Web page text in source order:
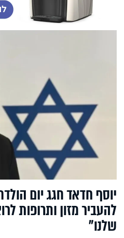
יוסף חדאד חגג יום
להעביר מזון ותרופות
שלנו"